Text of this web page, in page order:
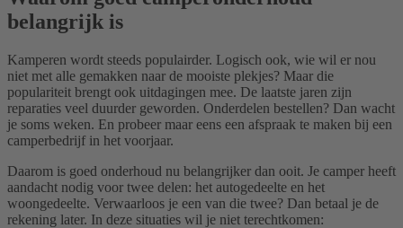
belangrijk is
Kamperen wordt steeds populairder. Logisch ook, wie wil er nou
niet met alle gemakken naar de mooiste plekjes? Maar die
populariteit brengt ook uitdagingen mee. De laatste jaren zijn
reparaties veel duurder geworden. Onderdelen bestellen? Dan wacht
je soms weken. En probeer maar eens een afspraak te maken bij een
camperbedrijf in het voorjaar.
Daarom is goed onderhoud nu belangrijker dan ooit. Je camper heeft
aandacht nodig voor twee delen: het autogedeelte en het
woongedeelte. Verwaarloos je een van die twee? Dan betaal je de
rekening later. In deze situaties wil je niet terechtkomen: